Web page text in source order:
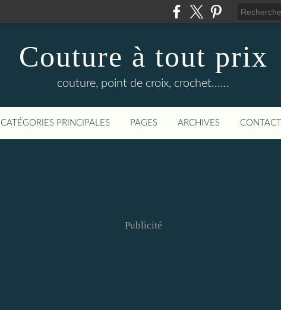
Couture à tout prix
couture, point de croix, crochet......
CATÉGORIES PRINCIPALES PAGES ARCHIVES CONTACT
Publicité